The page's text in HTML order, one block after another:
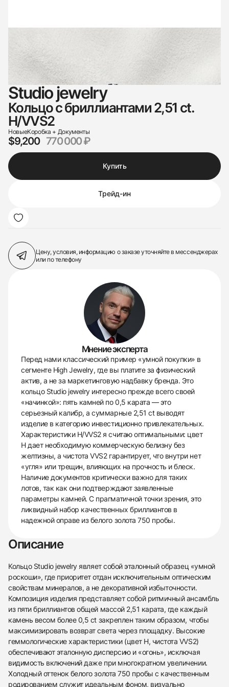
Studio jewelry
Кольцо с бриллиантами 2,51 ct.
H/VVS2
НовыеКоробка + Документы
$9,200 770 000 ₽
Купить
Трейд-ин
Цену, условия, информацию о заказеуточняйте в мессенджерах
или по телефону
Мнение эксперта
Перед нами классический пример «умной покупки» в
сегменте High Jewelry, где вы платите за физический
актив, а не за маркетинговую надбавку бренда. Это
кольцо Studio jewelry интересно прежде всего своей
«начинкой»: пять камней по 0,5 карата — это
серьезный калибр, а суммарные 2,51 ct выводят
изделие в категорию инвестиционно привлекательных.
Характеристики H/VVS2 я считаю оптимальными: цвет
H дает необходимую коммерческую белизну без
желтизны, а чистота VVS2 гарантирует, что внутри нет
«угля» или трещин, влияющих на прочность и блеск.
Наличие документов критически важно для таких
лотов, так как они подтверждают заявленные
параметры камней. С прагматичной точки зрения, это
ликвидный набор качественных бриллиантов в
надежной оправе из белого золота 750 пробы.
Описание
Кольцо Studio jewelry являет собой эталонный образец «умной
роскоши», где приоритет отдан исключительным оптическим
свойствам минералов, а не декоративной избыточности.
Композиция изделия представляет собой ритмичный ансамбль
из пяти бриллиантов общей массой 2,51 карата, где каждый
камень весом более 0,5 ct закреплен таким образом, чтобы
максимизировать возврат света через площадку. Высокие
геммологические характеристики (цвет H, чистота VVS2)
обеспечивают эталонную дисперсию и «огонь», исключая
видимость включений даже при многократном увеличении.
Холодный оттенок белого золота 750 пробы с качественным
родированием служит идеальным фоном, визуально